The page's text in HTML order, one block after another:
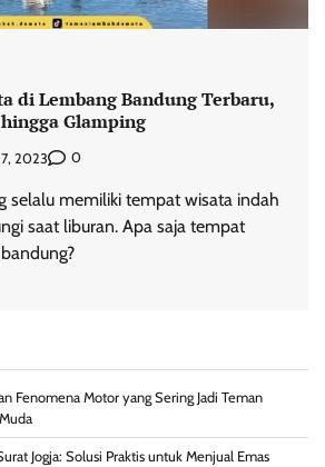
di Lembang Bandung Terbaru,
Glamping
2023 0
selalu memiliki tempat wisata indah
saat liburan. Apa saja tempat
Fenomena Motor yang Sering Jadi Teman
Jogja: Solusi Praktis untuk Menjual Emas